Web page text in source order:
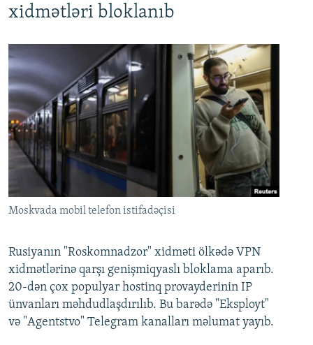
xidmətləri bloklanıb
Moskvada mobil telefon istifadəçisi
Rusiyanın "Roskomnadzor" xidməti ölkədə VPN
xidmətlərinə qarşı genişmiqyaslı bloklama aparıb.
20-dən çox populyar hostinq provayderinin IP
ünvanları məhdudlaşdırılıb. Bu barədə "Eksployt"
və "Agentstvo" Telegram kanalları məlumat yayıb.